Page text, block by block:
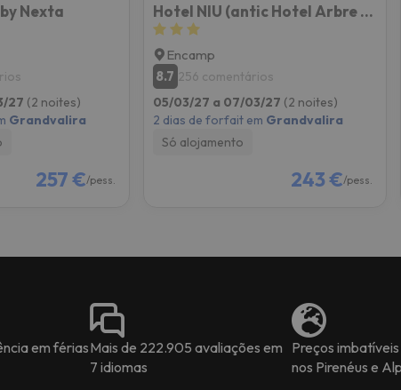
Nexta
27 (2 noites)
Grandvalira
257 €/pess.
Hotel NIU (antic Hotel Arbre de Neu)
Encamp
8.7 256 comentários
05/03/27 a 07/03/27 (2 noites)
2 dias de forfait em Grandvalira
Só alojamento
243 €/pess.
em fériasMais de 222.905 avaliações em
7 idiomas
Preços
nos Pirenéus e